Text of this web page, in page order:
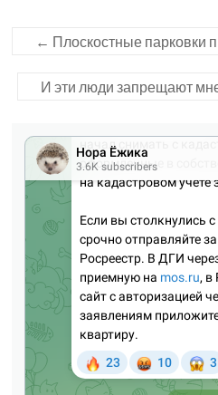
← Плоскостные парковки
И эти люди запрещают